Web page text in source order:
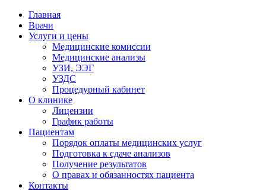
Главная
Врачи
Услуги и цены
Медицинские комиссии
Медицинские анализы
УЗИ, ЭЭГ
УЗДС
Процедурный кабинет
О клинике
Лицензии
График работы
Пациентам
Порядок оплаты медицинских услуг
Подготовка к сдаче анализов
Получение результатов
О правах и обязанностях пациента
Контакты